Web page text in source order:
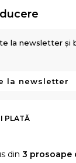
la newsletter și
la newsletter
PLATĂ
din3 prosoape